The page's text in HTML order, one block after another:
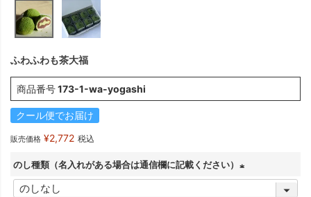
ふわふわも茶大福
商品番号173-1-wa-yogashi
クール便でお届け
販売価格 ¥2,772 税込
のし種類（名入れがある場合は通信欄に記載ください）